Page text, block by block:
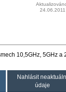
24.06.2011
10,5GHz, 5GHz a
Nahlásit
údaje